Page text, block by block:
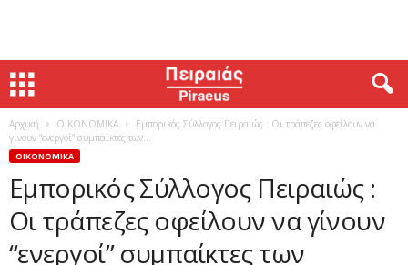
Αρχική ΟΙΚΟΝΟΜΙΚΑ
Εμπορικός Σύλλογος Πειραιώς : Οι τράπεζες οφείλουν να
γίνουν “ενεργοί” συμπαίκτες των...
ΟΙΚΟΝΟΜΙΚΑ
Εμπορικός Σύλλογος Πειραιώς :
Οι τράπεζες οφείλουν να γίνουν
“ενεργοί” συμπαίκτες των